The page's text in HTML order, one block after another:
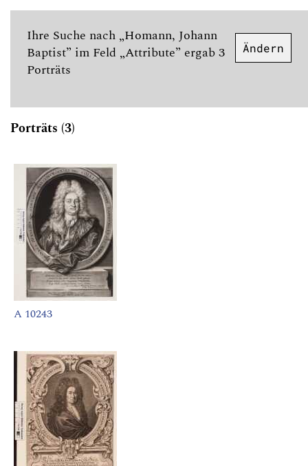
Ihre Suche nach „Homann, Johann
Baptist” im Feld „Attribute” ergab 3
Porträts
Ändern
Porträts (3)
A 10243